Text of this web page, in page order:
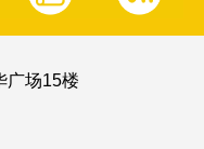
广场15楼